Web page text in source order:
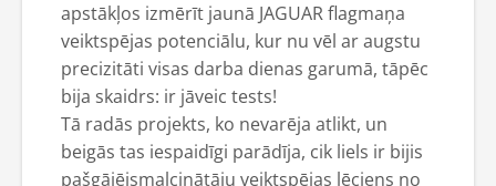
apstākļos izmērīt jaunā JAGUAR flagmaņa
veiktspējas potenciālu, kur nu vēl ar augstu
precizitāti visas darba dienas garumā, tāpēc
bija skaidrs: ir jāveic tests!
Tā radās projekts, ko nevarēja atlikt, un
beigās tas iespaidīgi parādīja, cik liels ir bijis
pašgājējsmalcinātāju veiktspējas lēciens no